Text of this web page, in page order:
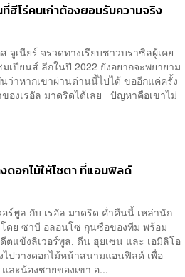
ฮีโร่คนเก่าต้องยอมรับความจริง
เนียร์ จรวดทางเรียบชาวบราซิลผู้เคย
เปียนส์ ลีกในปี 2022 ยังอยากจะพยายาม
ว่าหากเขาผ่านด่านนี้ไปได้ ขออีกแค่ครั้ง
องเรอัล มาดริดได้เลย ปัญหาคือเขาไม่
ดอกไม้ให้โชตา ที่แอนฟิลด์
ร์พูล กับ เรอัล มาดริด ค่ำคืนนี้ เหล่านัก
ดย ซาบี อลอนโซ กุนซือของทีม พร้อม
ตแข้งลิเวอร์พูล, ดีน ฮุยเซน และ เอมิลิโอ
ปวางดอกไม้หน้าสนามแอนฟิลด์ เพื่อ
ละน้องชายของเขา อ...